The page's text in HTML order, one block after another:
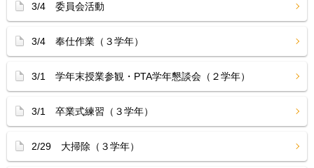
3/4 委員会活動
3/4 奉仕作業（３学年）
3/1 学年末授業参観・PTA学年懇談会（２学年）
3/1 卒業式練習（３学年）
2/29 大掃除（３学年）